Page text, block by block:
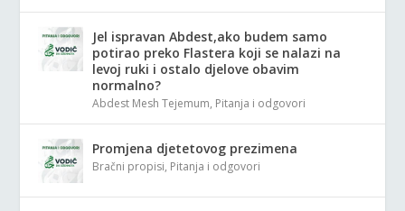
Jel ispravan Abdest,ako budem samo
potirao preko Flastera koji se nalazi na
levoj ruki i ostalo djelove obavim
normalno?
Abdest Mesh Tejemum, Pitanja i odgovori
Promjena djetetovog prezimena
Bračni propisi, Pitanja i odgovori